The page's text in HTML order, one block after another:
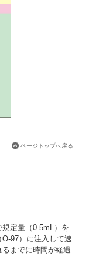
ページトップへ戻る
定量（0.5mL）を
97）に注入して速
までに時間が経過